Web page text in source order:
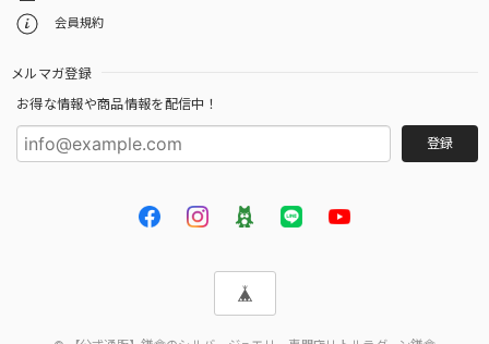
会員規約
メルマガ登録
お得な情報や商品情報を配信中！
登録